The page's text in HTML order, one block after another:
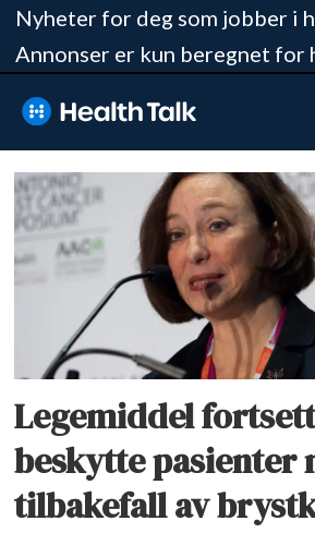
Nyheter for deg som jobber i
Annonser er kun beregnet for
Tag:
olaparib
Legemiddel
beskytte pasienter
tilbakefall av